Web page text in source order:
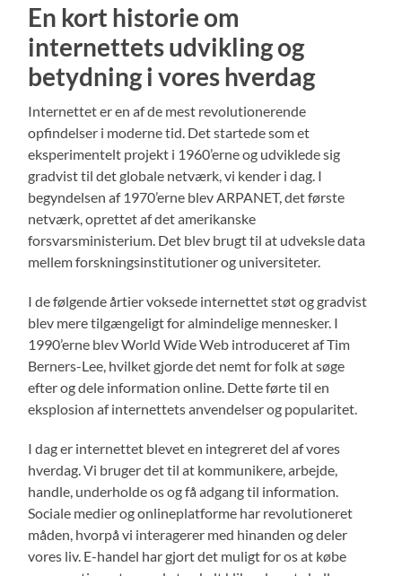
En kort historie om
internettets udvikling og
betydning i vores hverdag
Internettet er en af ​​de mest revolutionerende
opfindelser i moderne tid. Det startede som et
eksperimentelt projekt i 1960’erne og udviklede sig
gradvist til det globale netværk, vi kender i dag. I
begyndelsen af ​​1970’erne blev ARPANET, det første
netværk, oprettet af det amerikanske
forsvarsministerium. Det blev brugt til at udveksle data
mellem forskningsinstitutioner og universiteter.
I de følgende årtier voksede internettet støt og gradvist
blev mere tilgængeligt for almindelige mennesker. I
1990’erne blev World Wide Web introduceret af Tim
Berners-Lee, hvilket gjorde det nemt for folk at søge
efter og dele information online. Dette førte til en
eksplosion af internettets anvendelser og popularitet.
I dag er internettet blevet en integreret del af vores
hverdag. Vi bruger det til at kommunikere, arbejde,
handle, underholde os og få adgang til information.
Sociale medier og onlineplatforme har revolutioneret
måden, hvorpå vi interagerer med hinanden og deler
vores liv. E-handel har gjort det muligt for os at købe